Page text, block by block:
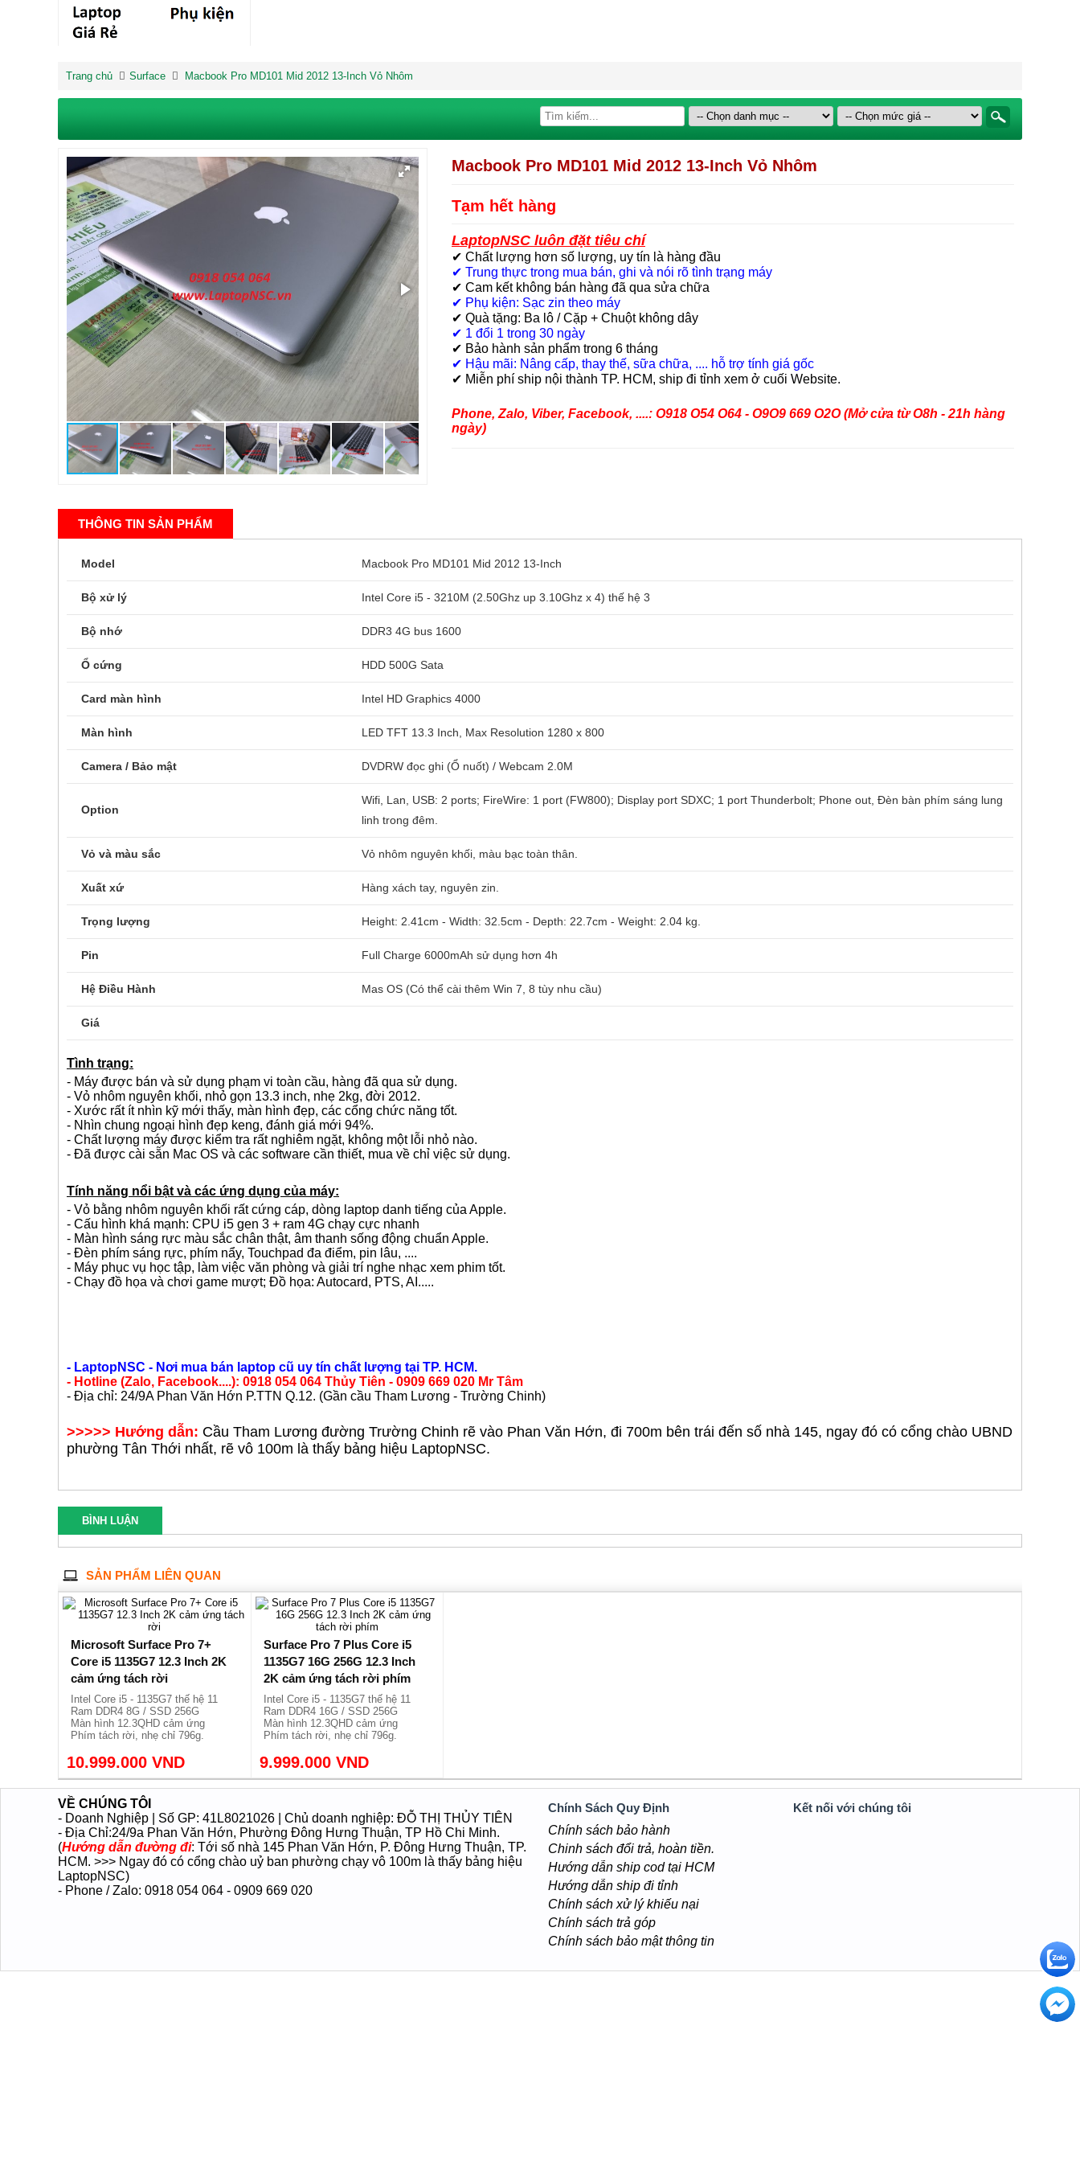
Trang chủ Surface Macbook Pro MD101 Mid 2012 13-Inch Vỏ Nhôm
Macbook Pro MD101 Mid 2012 13-Inch Vỏ Nhôm
Tạm hết hàng
LaptopNSC luôn đặt tiêu chí
✔ Chất lượng hơn số lượng, uy tín là hàng đầu
✔ Trung thực trong mua bán, ghi và nói rõ tình trạng máy
✔ Cam kết không bán hàng đã qua sửa chữa
✔ Phụ kiện: Sạc zin theo máy
✔ Quà tặng: Ba lô / Cặp + Chuột không dây
✔ 1 đổi 1 trong 30 ngày
✔ Bảo hành sản phẩm trong 6 tháng
✔ Hậu mãi: Nâng cấp, thay thế, sữa chữa, .... hỗ trợ tính giá gốc
✔ Miễn phí ship nội thành TP. HCM, ship đi tỉnh xem ở cuối Website.
Phone, Zalo, Viber, Facebook, ....: O918 O54 O64 - O9O9 669 O2O (Mở cửa từ O8h - 21h hàng
ngày)
THÔNG TIN SẢN PHẨM
Model Macbook Pro MD101 Mid 2012 13-Inch
Bộ xử lý Intel Core i5 - 3210M (2.50Ghz up 3.10Ghz x 4) thế hệ 3
Bộ nhớ DDR3 4G bus 1600
Ổ cứng HDD 500G Sata
Card màn hình Intel HD Graphics 4000
Màn hình LED TFT 13.3 Inch, Max Resolution 1280 x 800
Camera / Bảo mật DVDRW đọc ghi (Ổ nuốt) / Webcam 2.0M
Option
Wifi, Lan, USB: 2 ports; FireWire: 1 port (FW800); Display port SDXC; 1 port Thunderbolt; Phone out, Đèn bàn phím sáng lung
linh trong đêm.
Vỏ và màu sắc Vỏ nhôm nguyên khối, màu bạc toàn thân.
Xuất xứ Hàng xách tay, nguyên zin.
Trọng lượng Height: 2.41cm - Width: 32.5cm - Depth: 22.7cm - Weight: 2.04 kg.
Pin Full Charge 6000mAh sử dụng hơn 4h
Hệ Điều Hành Mas OS (Có thể cài thêm Win 7, 8 tùy nhu cầu)
Giá
Tình trạng:
- Máy được bán và sử dụng phạm vi toàn cầu, hàng đã qua sử dụng.
- Vỏ nhôm nguyên khối, nhỏ gọn 13.3 inch, nhẹ 2kg, đời 2012.
- Xước rất ít nhìn kỹ mới thấy, màn hình đẹp, các cổng chức năng tốt.
- Nhìn chung ngoại hình đẹp keng, đánh giá mới 94%.
- Chất lượng máy được kiểm tra rất nghiêm ngặt, không một lỗi nhỏ nào.
- Đã được cài sẵn Mac OS và các software cần thiết, mua về chỉ việc sử dụng.
Tính năng nổi bật và các ứng dụng của máy:
- Vỏ bằng nhôm nguyên khối rất cứng cáp, dòng laptop danh tiếng của Apple.
- Cấu hình khá mạnh: CPU i5 gen 3 + ram 4G chạy cực nhanh
- Màn hình sáng rực màu sắc chân thật, âm thanh sống động chuẩn Apple.
- Đèn phím sáng rực, phím nẩy, Touchpad đa điểm, pin lâu, ....
- Máy phục vụ học tập, làm việc văn phòng và giải trí nghe nhạc xem phim tốt.
- Chạy đồ họa và chơi game mượt; Đồ họa: Autocard, PTS, AI.....
- LaptopNSC - Nơi mua bán laptop cũ uy tín chất lượng tại TP. HCM.
- Hotline (Zalo, Facebook....): 0918 054 064 Thủy Tiên - 0909 669 020 Mr Tâm
- Địa chỉ: 24/9A Phan Văn Hớn P.TTN Q.12. (Gần cầu Tham Lương - Trường Chinh)
>>>>> Hướng dẫn: Cầu Tham Lương đường Trường Chinh rẽ vào Phan Văn Hớn, đi 700m bên trái đến số nhà 145, ngay đó có cổng chào UBND
phường Tân Thới nhất, rẽ vô 100m là thấy bảng hiệu LaptopNSC.
BÌNH LUẬN
SẢN PHẨM LIÊN QUAN
Microsoft Surface Pro 7+
Core i5 1135G7 12.3 Inch 2K
cảm ứng tách rời
Intel Core i5 - 1135G7 thế hệ 11
Ram DDR4 8G / SSD 256G
Màn hình 12.3QHD cảm ứng
Phím tách rời, nhẹ chỉ 796g.
10.999.000 VND
Surface Pro 7 Plus Core i5
1135G7 16G 256G 12.3 Inch
2K cảm ứng tách rời phím
Intel Core i5 - 1135G7 thế hệ 11
Ram DDR4 16G / SSD 256G
Màn hình 12.3QHD cảm ứng
Phím tách rời, nhẹ chỉ 796g.
9.999.000 VND
VỀ CHÚNG TÔI
- Doanh Nghiệp | Số GP: 41L8021026 | Chủ doanh nghiệp: ĐỖ THỊ THỦY TIÊN
- Địa Chỉ:24/9a Phan Văn Hớn, Phường Đông Hưng Thuận, TP Hồ Chi Minh.
(Hướng dẫn đường đi: Tới số nhà 145 Phan Văn Hớn, P. Đông Hưng Thuận, TP.
HCM. >>> Ngay đó có cổng chào uỷ ban phường chạy vô 100m là thấy bảng hiệu
LaptopNSC)
- Phone / Zalo: 0918 054 064 - 0909 669 020
Chính Sách Quy Định
Chính sách bảo hành
Chinh sách đổi trả, hoàn tiền.
Hướng dẫn ship cod tại HCM
Hướng dẫn ship đi tỉnh
Chính sách xử lý khiếu nại
Chính sách trả góp
Chính sách bảo mật thông tin
Kết nối với chúng tôi